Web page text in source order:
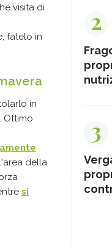
visita di
fatelo in
in
. Ottimo
della
si
2
3